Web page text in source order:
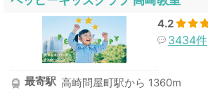
4.2
3434件
最寄駅 高崎問屋町駅から 1360m